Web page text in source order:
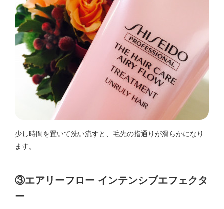
少し時間を置いて洗い流すと、毛先の指通りが滑らかになり
ます。
③エアリーフロー インテンシブエフェクタ
ー